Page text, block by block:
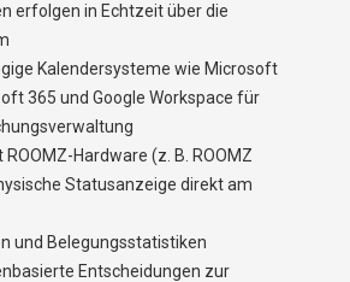
erfolgen in Echtzeit über die
Kalendersysteme wie Microsoft
365 und Google Workspace für
Hardware (z. B. ROOMZ
Statusanzeige direkt am
und Belegungsstatistiken
Entscheidungen zur